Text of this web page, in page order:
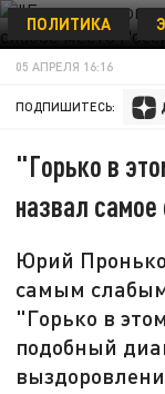
ПОЛИТИКА
05 АПРЕЛЯ 16:16
ПОДПИШИТЕСЬ:
"Горько в
назвал
Юрий
самым
"Горько в
подобный